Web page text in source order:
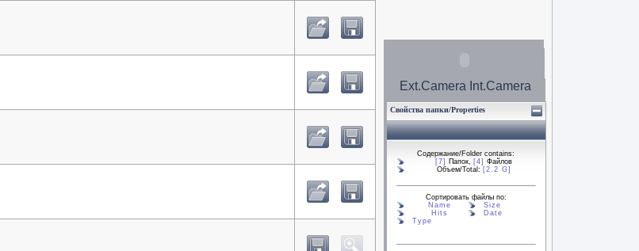
Ext.Camera Int.Camera
Свойства папки/Properties
Содержание/Folder contains:
[7]
Папок, [4] Файлов
Объем/Total: [2.2 G]
Сортировать файлы по:
Name
Size
Hits
Date
Type